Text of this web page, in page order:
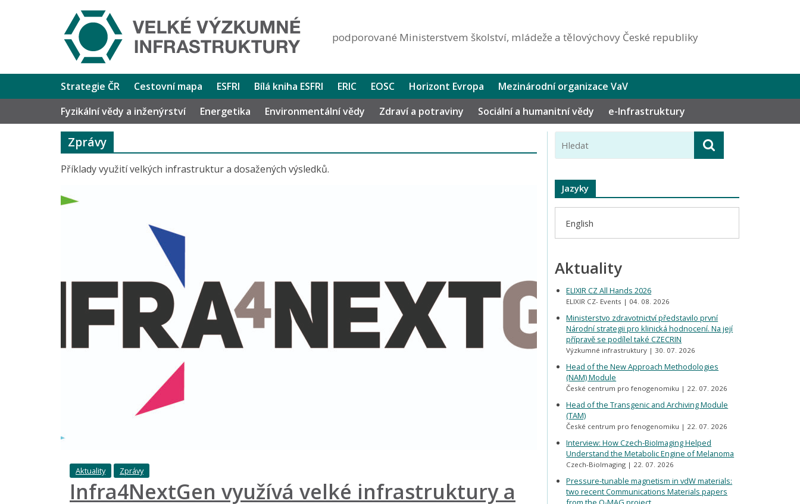
podporované Ministerstvem školství, mládeže a tělovýchovy České republiky
Strategie ČR Cestovní mapa ESFRI Bílá kniha ESFRI ERIC EOSC Horizont Evropa
Mezinárodní organizace VaV
Fyzikální vědy a inženýrství
Energetika Environmentální vědy Zdraví a potraviny Sociální a humanitní vědy e-Infrastruktury
Zprávy
Příklady využití velkých infrastruktur a dosažených výsledků.
Aktuality Zprávy
Infra4NextGen využívá velké infrastruktury a
Jazyky
English
Aktuality
ELIXIR CZ All Hands 2026
ELIXIR CZ- Events 04. 08. 2026
Ministerstvo zdravotnictví představilo první
Národní strategii pro klinická hodnocení. Na její
přípravě se podílel také CZECRIN
Výzkumné infrastruktury 30. 07. 2026
Head of the New Approach Methodologies
(NAM) Module
České centrum pro fenogenomiku 22. 07. 2026
Head of the Transgenic and Archiving Module
(TAM)
České centrum pro fenogenomiku 22. 07. 2026
Interview: How Czech-BioImaging Helped
Understand the Metabolic Engine of Melanoma
Czech-BioImaging 22. 07. 2026
Pressure-tunable magnetism in vdW materials:
two recent Communications Materials papers